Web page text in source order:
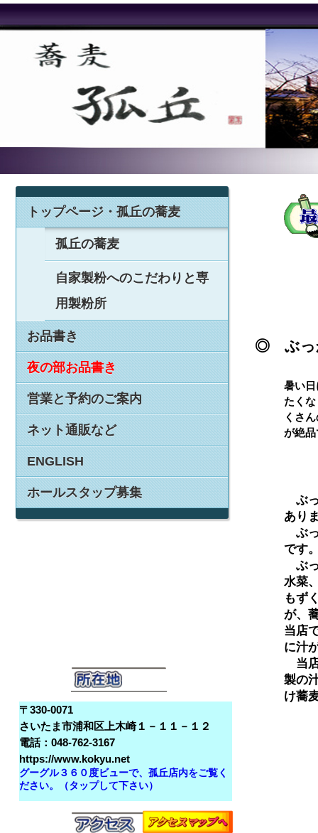
ぶ
あり
ぶ
です
ぶ
水菜
もず
が、
当店
に汁
当
製の
暑い
たく
くさ
が絶
◎ ぶっ
トップページ・孤丘の蕎麦
孤丘の蕎麦
自家製粉へのこだわりと専
用製粉所
お品書き
夜の部お品書き
営業と予約のご案内
ネット通販など
ENGLISH
ホールスタップ募集
〒330-0071
さいたま市浦和区上木崎１－１１－１２
電話：048-762-3167
https://www.kokyu.net
グーグル３６０度ビューで、孤丘店内をご覧く
ださい。（タップして下さい）